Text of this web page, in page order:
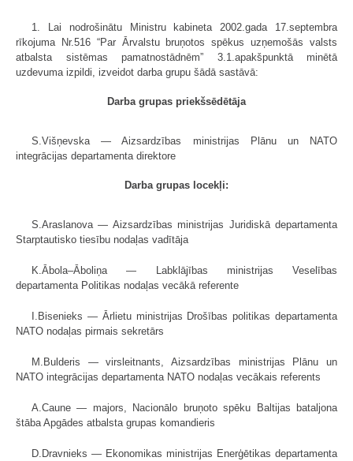
1. Lai nodrošinātu Ministru kabineta 2002.gada 17.septembra
rīkojuma Nr.516 “Par Ārvalstu bruņotos spēkus uzņemošās valsts
atbalsta sistēmas pamatnostādnēm” 3.1.apakšpunktā minētā
uzdevuma izpildi, izveidot darba grupu šādā sastāvā:
Darba grupas priekšsēdētāja
S.Višņevska — Aizsardzības ministrijas Plānu un NATO
integrācijas departamenta direktore
Darba grupas locekļi:
S.Araslanova — Aizsardzības ministrijas Juridiskā departamenta
Starptautisko tiesību nodaļas vadītāja
K.Ābola–Āboliņa — Labklājības ministrijas Veselības
departamenta Politikas nodaļas vecākā referente
I.Bisenieks — Ārlietu ministrijas Drošības politikas departamenta
NATO nodaļas pirmais sekretārs
M.Bulderis — virsleitnants, Aizsardzības ministrijas Plānu un
NATO integrācijas departamenta NATO nodaļas vecākais referents
A.Caune — majors, Nacionālo bruņoto spēku Baltijas bataljona
štāba Apgādes atbalsta grupas komandieris
D.Dravnieks — Ekonomikas ministrijas Enerģētikas departamenta